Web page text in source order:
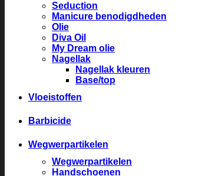
Seduction
Manicure benodigdheden
Olie
Diva Oil
My Dream olie
Nagellak
Nagellak kleuren
Base/top
Vloeistoffen
Barbicide
Wegwerpartikelen
Wegwerpartikelen
Handschoenen